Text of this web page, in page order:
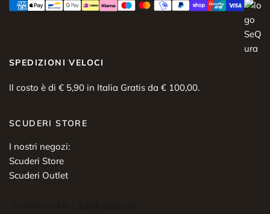
SPEDIZIONI VELOCI
Il costo è di € 5,90 in Italia Gratis da € 100,00.
SCUDERI STORE
I nostri negozi:
Scuderi Store
Scuderi Outlet